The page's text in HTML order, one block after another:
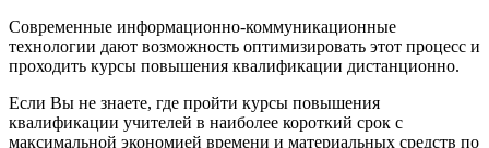
Современные информационно-коммуникационные
технологии дают возможность оптимизировать этот процесс и
проходить курсы повышения квалификации дистанционно.
Если Вы не знаете, где пройти курсы повышения
квалификации учителей в наиболее короткий срок с
максимальной экономией времени и материальных средств по